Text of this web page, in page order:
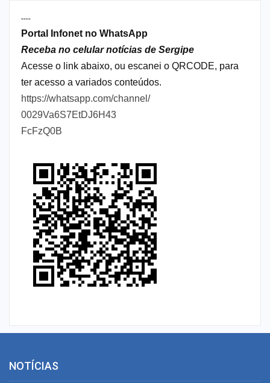
----
Portal Infonet no WhatsApp
Receba no celular notícias de Sergipe
Acesse o link abaixo, ou escanei o QRCODE, para
ter acesso a variados conteúdos.
https://whatsapp.com/channel/
0029Va6S7EtDJ6H43
FcFzQ0B
NOTÍCIAS